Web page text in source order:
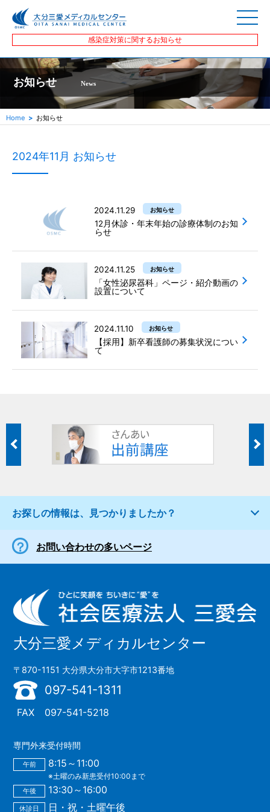
感染症対策に関するお知らせ
お知らせ News
Home お知らせ
2024年11月 お知らせ
2024.11.29 お知らせ
12月休診・年末年始の診療体制のお知
らせ
2024.11.25 お知らせ
「女性泌尿器科」ページ・紹介動画の
設置について
2024.11.10 お知らせ
【採用】新卒看護師の募集状況につい
て
お探しの情報は、見つかりましたか？
お問い合わせの多いページ
大分三愛メディカルセンター
〒870-1151 大分県大分市大字市1213番地
097-541-1311
FAX 097-541-5218
専門外来受付時間
午前 8:15～11:00
※土曜のみ新患受付10:00まで
午後 13:30～16:00
休診日 日・祝・土曜午後